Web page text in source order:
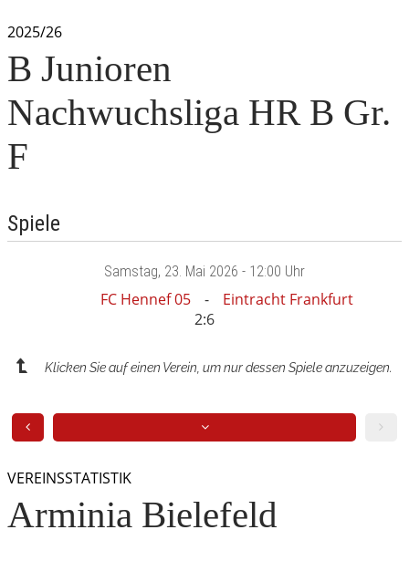
2025/26
B Junioren
Nachwuchsliga HR B Gr.
F
Spiele
Samstag, 23. Mai 2026 - 12:00 Uhr
FC Hennef 05
Eintracht Frankfurt
2:6
Klicken Sie auf einen Verein, um nur dessen Spiele anzuzeigen.
VEREINSSTATISTIK
Arminia Bielefeld